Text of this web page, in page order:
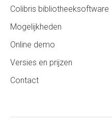
Colibris bibliotheeksoftware
Mogelijkheden
Online demo
Versies en prijzen
Contact